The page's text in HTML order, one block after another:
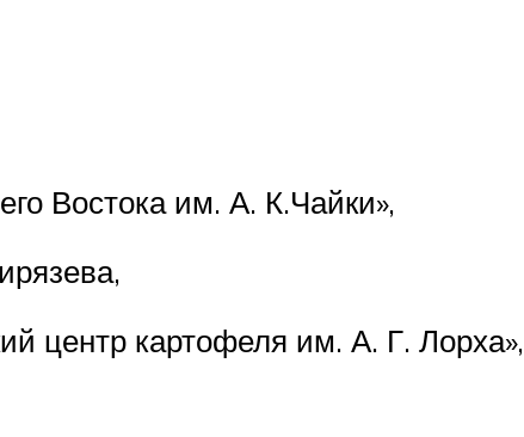
Востока им. А. К.Чайки»,
центр картофеля им. А. Г. Лорха»,